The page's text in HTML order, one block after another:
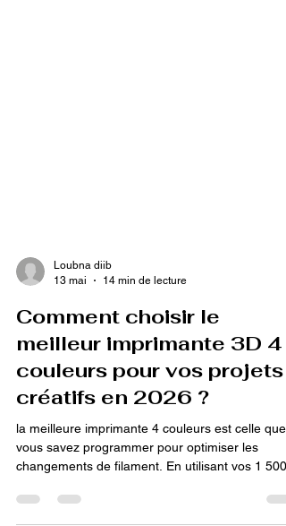
13 mai
14 min de lecture
Comment choisir le
meilleur imprimante 3D 4
couleurs pour vos projets
créatifs en 2026 ?
la meilleure imprimante 4 couleurs est celle que
changements de filament. En utilisant vos 1 500